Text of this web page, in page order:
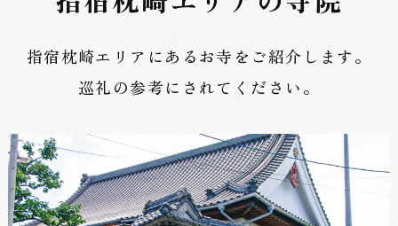
へ
指宿枕崎エリアにあるお寺をご紹介します。
巡礼の参考にされてください。